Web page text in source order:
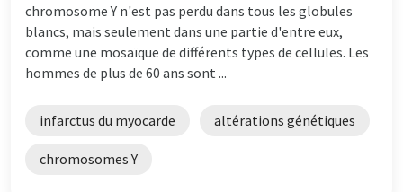
chromosome Y n'est pas perdu dans tous les globules
blancs, mais seulement dans une partie d'entre eux,
comme une mosaïque de différents types de cellules. Les
hommes de plus de 60 ans sont ...
infarctus du myocarde altérations génétiques
chromosomes Y